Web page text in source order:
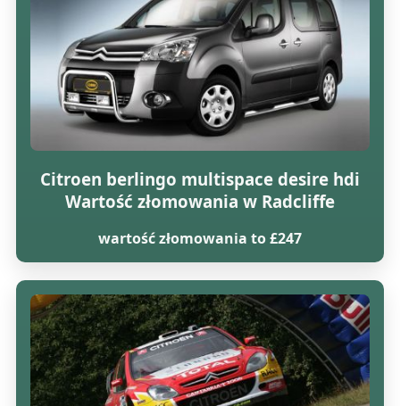
Citroen berlingo multispace desire hdi
Wartość złomowania w Radcliffe
wartość złomowania to £247